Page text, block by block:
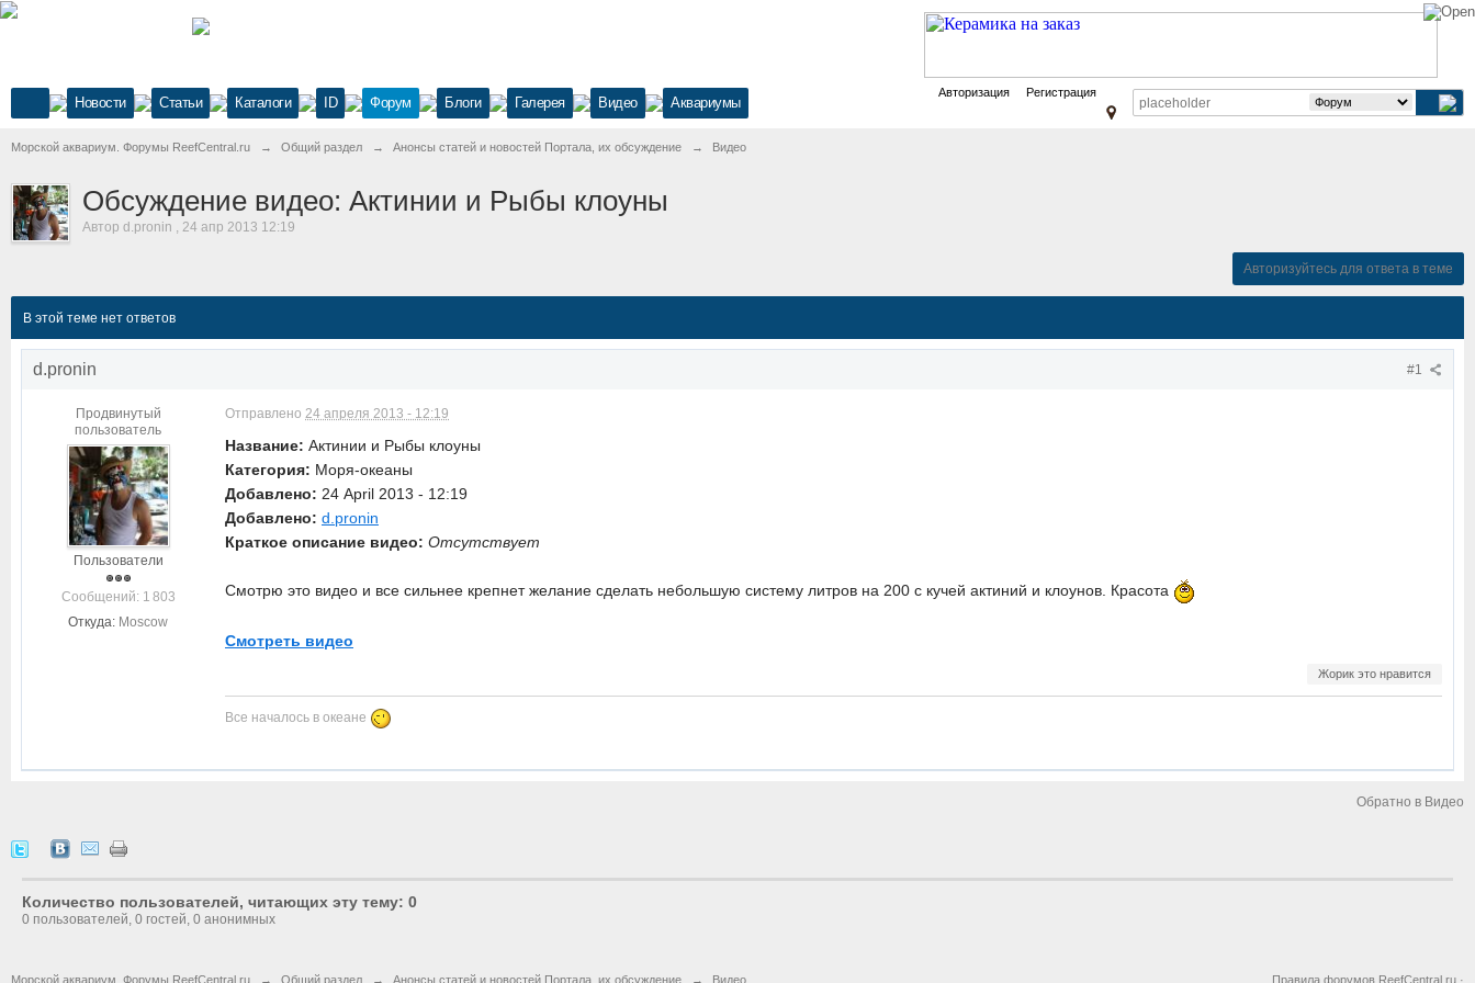
Новости Статьи Каталоги ID Форум Блоги Галерея Видео Аквариумы
Авторизация Регистрация
Морской аквариум. Форумы ReefCentral.ru → Общий раздел → Анонсы статей и новостей Портала, их обсуждение → Видео
Обсуждение видео: Актинии и Рыбы клоуны
Автор d.pronin , 24 апр 2013 12:19
Авторизуйтесь для ответа в теме
В этой теме нет ответов
#1
d.pronin
Продвинутый
пользователь
Пользователи
Cообщений: 1 803
Откуда: Moscow
Отправлено 24 апреля 2013 - 12:19
Название: Актинии и Рыбы клоуны
Категория: Моря-океаны
Добавлено: 24 April 2013 - 12:19
Добавлено: d.pronin
Краткое описание видео: Отсутствует
Смотрю это видео и все сильнее крепнет желание сделать небольшую систему литров на 200 с кучей актиний и клоунов. Красота
Смотреть видео
Жорик это нравится
Все началось в океане
Обратно в Видео
Количество пользователей, читающих эту тему: 0
0 пользователей, 0 гостей, 0 анонимных
Морской аквариум. Форумы ReefCentral.ru → Общий раздел → Анонсы статей и новостей Портала, их обсуждение → Видео Правила форумов ReefCentral.ru ·